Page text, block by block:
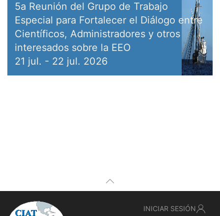
5a Reunión del Grupo de Trabajo
Especial para Fortalecer el Diálogo entre
Científicos, Administradores y otros
interesados sobre la EEO
21 jul. - 22 jul. 2026
INICIAR SESIÓN